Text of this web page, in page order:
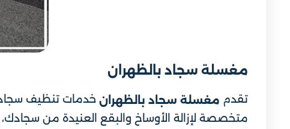
مغسلة سجاد بالظهران
تقدم مغسلة سجاد بالظهران خدمات تنظيف سجاد
متخصصة لإزالة الأوساخ والبقع العنيدة من